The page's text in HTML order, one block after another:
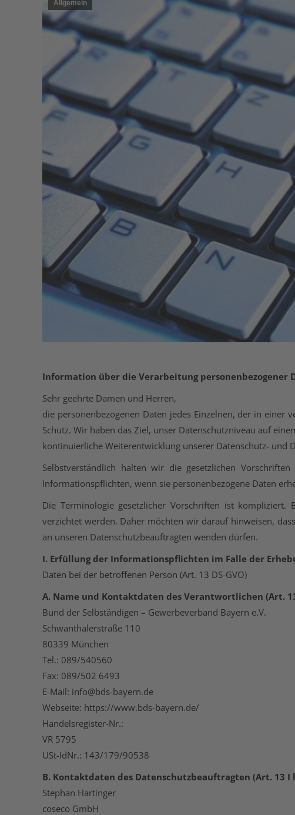
Allgemein
Information über die Verarbeitung personenbezogener
Sehr geehrte Damen und Herren,
die personenbezogenen Daten jedes Einzelnen, der in
Schutz. Wir haben das Ziel, unser Datenschutzniveau auf
kontinuierliche Weiterentwicklung unserer Datenschutz- und
Selbstverständlich halten wir die gesetzlichen
Informationspflichten, wenn sie personenbezogene Daten
Die Terminologie gesetzlicher Vorschriften ist
verzichtet werden. Daher möchten wir darauf hinweisen,
an unseren Datenschutzbeauftragten wenden dürfen.
I. Erfüllung der Informationspflichten im Falle der
Daten bei der betroffenen Person (Art. 13 DS-GVO)
A. Name und Kontaktdaten des Verantwortlichen (Art.
Bund der Selbständigen – Gewerbeverband Bayern e.V.
Schwanthalerstraße 110
80339 München
Tel.: 089/540560
Fax: 089/502 6493
E-Mail: info@bds-bayern.de
Webseite: https://www.bds-bayern.de/
Handelsregister-Nr.:
VR 5795
USt-IdNr.: 143/179/90538
B. Kontaktdaten des Datenschutzbeauftragten (Art. 13 I
Stephan Hartinger
coseco GmbH